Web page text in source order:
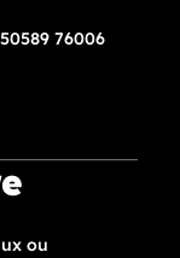
76006
Normandie :
ou